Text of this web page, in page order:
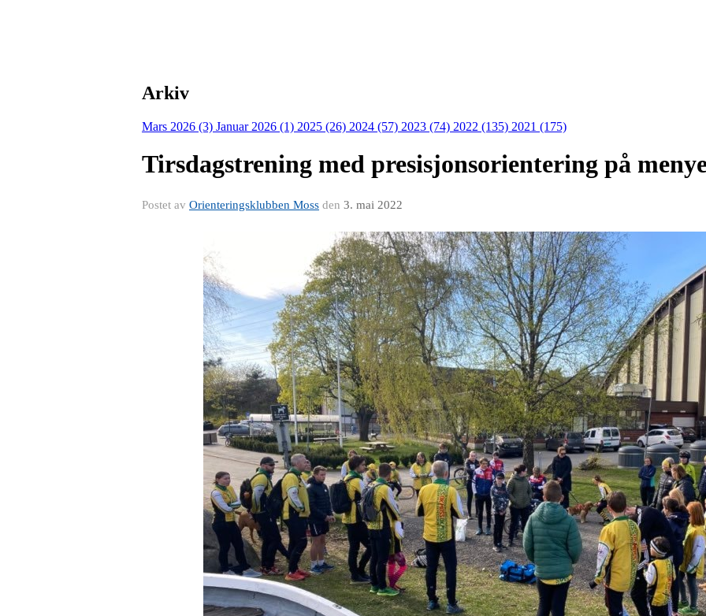
Arkiv
Mars 2026 (3) Januar 2026 (1) 2025 (26) 2024 (57) 2023 (74) 2022 (135) 2021 (175)
Tirsdagstrening med presisjonsorientering på
Postet av Orienteringsklubben Moss den 3. mai 2022